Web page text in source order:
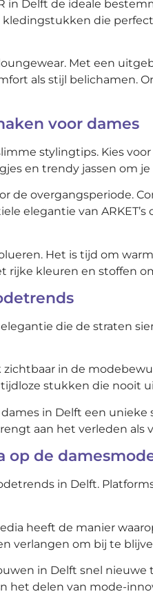
in Delft de ideale
die
Met een
als stijl belichamen.
voor dames
stylingtips. Kies
en trendy jassen om
de overgangsperiode.
elegantie van
Het is tijd om
kleuren en stoffen
die de straten
in de
stukken die nooit
in Delft een unieke
aan het verleden als
op de
in Delft.
heeft de manier
verlangen om bij te
in Delft snel
het delen van mode-